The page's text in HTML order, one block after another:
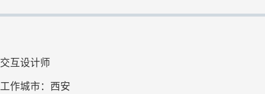
交互设计师
工作城市：西安